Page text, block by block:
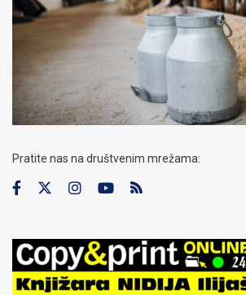
Pratite nas na društvenim mrežama: